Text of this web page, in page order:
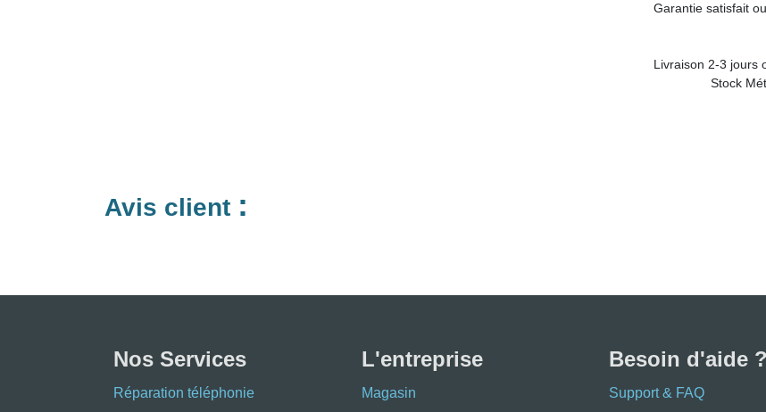
Garantie
Stock
Avis client :
L'entreprise
Magasin
Besoin d'aide ?
Support & FAQ
Nos Services
Réparation téléphonie